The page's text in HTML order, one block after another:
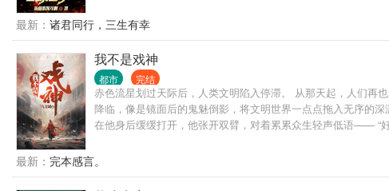
最新： 诸君同行，三生有幸
我不是戏神
都市 完结
赤色流星划过天际后，人类文明陷入停滞。 从那天起，人们
降临，像是镜面后的鬼魅倒影，将文明世界一点点拖入无序的
在他身后缓缓打开，他张开双臂，对着累累众生轻声低语—— “
最新： 完本感言。